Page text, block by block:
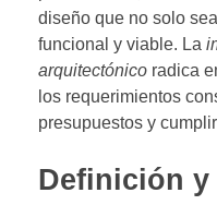
diseño que no solo
funcional y viable. La
arquitectónico radica
los requerimientos
presupuestos y
Definición y